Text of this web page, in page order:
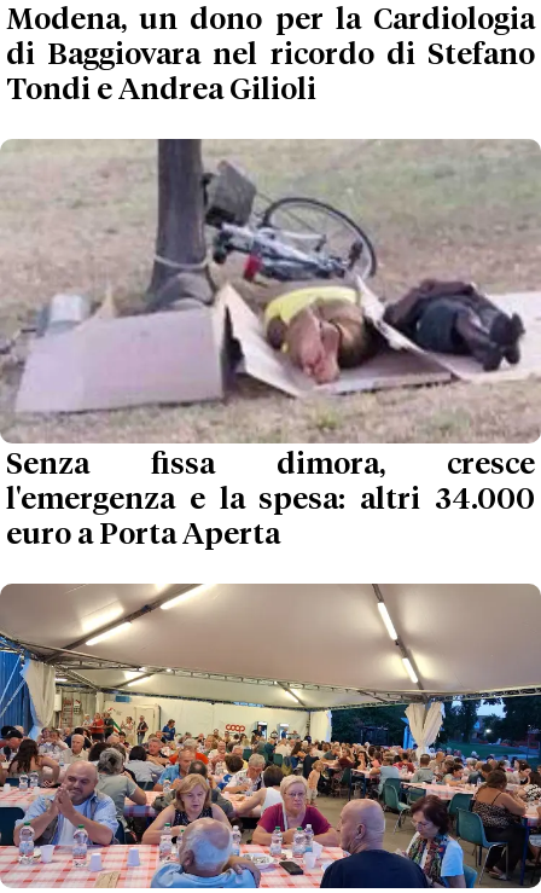
Modena, un dono per la Cardiologia
di Baggiovara nel ricordo di Stefano
Tondi e Andrea Gilioli
Senza fissa dimora, cresce
l'emergenza e la spesa: altri 34.000
euro a Porta Aperta